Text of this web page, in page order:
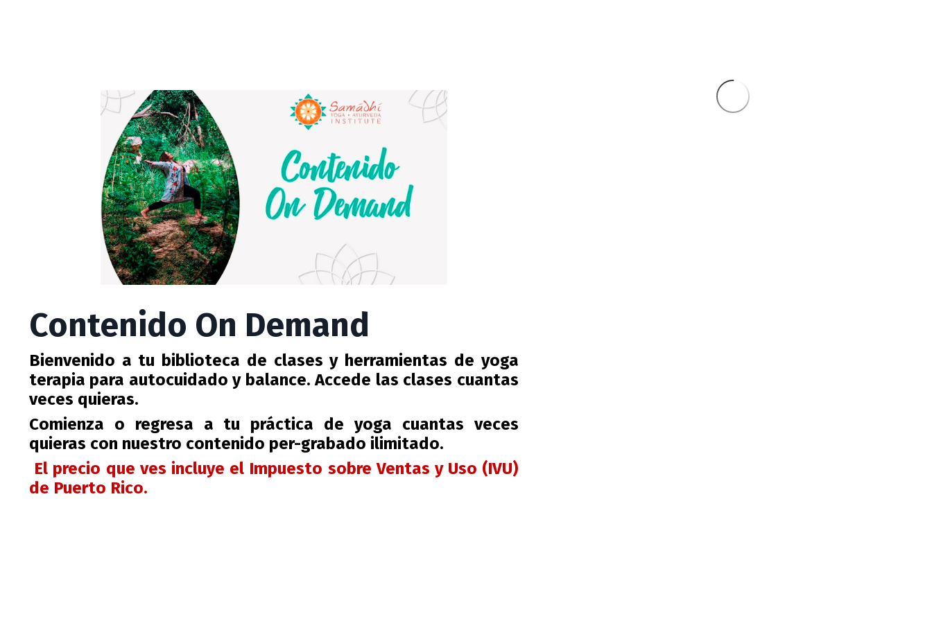
Contenido On Demand
Bienvenido a tu biblioteca de clases y herramientas de yoga
terapia para autocuidado y balance. Accede las clases cuantas
veces quieras.
Comienza o regresa a tu práctica de yoga cuantas veces
quieras con nuestro contenido per-grabado ilimitado.
El precio que ves incluye el Impuesto sobre Ventas y Uso (IVU)
de Puerto Rico.